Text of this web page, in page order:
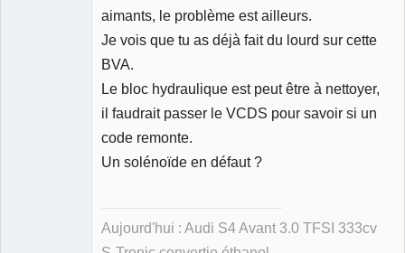
aimants, le problème est ailleurs.
Je vois que tu as déjà fait du lourd sur cette
BVA.
Le bloc hydraulique est peut être à nettoyer,
il faudrait passer le VCDS pour savoir si un
code remonte.
Un solénoïde en défaut ?
Aujourd'hui : Audi S4 Avant 3.0 TFSI 333cv